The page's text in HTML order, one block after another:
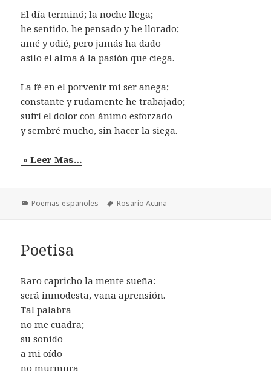
El día terminó; la noche llega;
he sentido, he pensado y he llorado;
amé y odié, pero jamás ha dado
asilo el alma á la pasión que ciega.
La fé en el porvenir mi ser anega;
constante y rudamente he trabajado;
sufrí el dolor con ánimo esforzado
y sembré mucho, sin hacer la siega.
» Leer Mas…
Categorías
Poemas españoles Etiquetas
Rosario Acuña
Poetisa
Raro capricho la mente sueña:
será inmodesta, vana aprensión.
Tal palabra
no me cuadra;
su sonido
a mi oído
no murmura